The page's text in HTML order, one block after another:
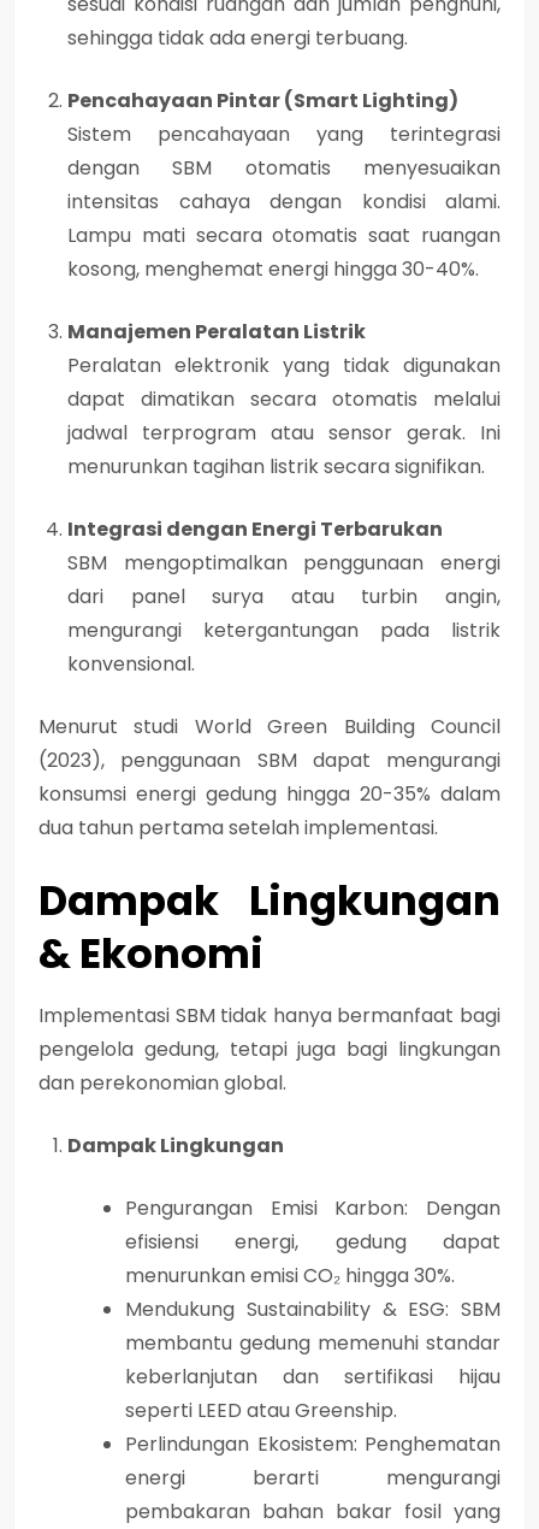
sehingga tidak ada energi terbuang.
Pencahayaan Pintar (Smart Lighting)
Sistem pencahayaan yang terintegrasi
dengan SBM otomatis menyesuaikan
intensitas cahaya dengan kondisi alami.
Lampu mati secara otomatis saat ruangan
kosong, menghemat energi hingga30-40%.
Manajemen Peralatan Listrik
Peralatan elektronik yang tidak digunakan
dapat dimatikan secara otomatis melalui
jadwal terprogram atau sensor gerak. Ini
menurunkan tagihan listrik secara signifikan.
Integrasi dengan Energi Terbarukan
SBM mengoptimalkan penggunaan energi
dari panel surya atau turbin angin,
mengurangi ketergantungan pada listrik
konvensional.
Menurut studi World Green Building Council
(2023), penggunaan SBM dapat mengurangi
konsumsi energi gedung hingga 20-35% dalam
dua tahun pertama setelah implementasi.
Dampak Lingkungan
& Ekonomi
Implementasi SBM tidak hanya bermanfaat bagi
pengelola gedung, tetapi juga bagi lingkungan
dan perekonomian global.
Dampak Lingkungan
Pengurangan Emisi Karbon: Dengan
efisiensi energi, gedung dapat
menurunkan emisi CO₂ hingga30%.
Mendukung Sustainability & ESG: SBM
membantu gedung memenuhi standar
keberlanjutan dan sertifikasi hijau
seperti LEED atauGreenship.
Perlindungan Ekosistem: Penghematan
energi berarti mengurangi
pembakaran bahan bakar fosil yang